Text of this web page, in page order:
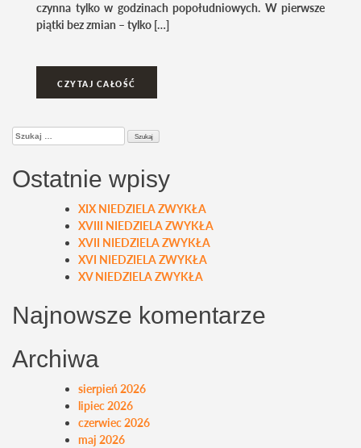
czynna tylko w godzinach popołudniowych. W pierwsze
piątki bez zmian – tylko […]
CZYTAJ CAŁOŚĆ
Szukaj:
Ostatnie wpisy
XIX NIEDZIELA ZWYKŁA
XVIII NIEDZIELA ZWYKŁA
XVII NIEDZIELA ZWYKŁA
XVI NIEDZIELA ZWYKŁA
XV NIEDZIELA ZWYKŁA
Najnowsze komentarze
Archiwa
sierpień 2026
lipiec 2026
czerwiec 2026
maj 2026